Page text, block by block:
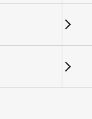
日，原訂5月
外開放免費參觀
（週日）為